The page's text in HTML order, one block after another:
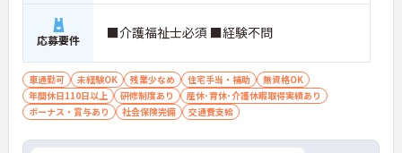
応募要件 ■介護福祉士必須 ■経験不問
車通勤可 未経験OK 残業少なめ 住宅手当・補助
無資格OK
年間休日110日以上
研修制度あり
産休･育休･介護休暇取得実績あり
ボーナス・賞与あり
社会保険完備 交通費支給